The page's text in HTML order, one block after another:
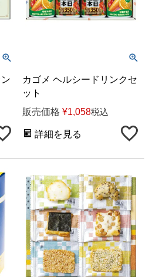
カゴメ ヘルシードリンクセ
ット
販売価格 ¥1,058税込
詳細を見る